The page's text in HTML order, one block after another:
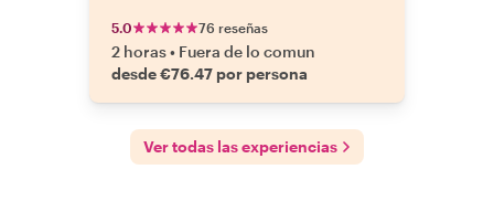
5.0 76 reseñas
2 horas• Fuera de lo comun
desde €76.47 por persona
Ver todas las experiencias